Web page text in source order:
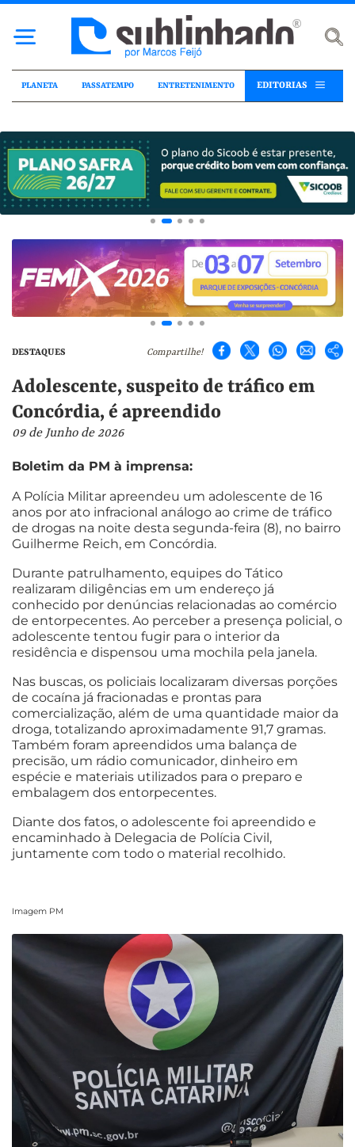
PLANETA PASSATEMPO ENTRETENIMENTO EDITORIAS
DESTAQUES Compartilhe!
Adolescente, suspeito de tráfico em
Concórdia, é apreendido
09 de Junho de 2026
Boletim da PM à imprensa:
A Polícia Militar apreendeu um adolescente de 16
anos por ato infracional análogo ao crime de tráfico
de drogas na noite desta segunda-feira (8), no bairro
Guilherme Reich, em Concórdia.
Durante patrulhamento, equipes do Tático
realizaram diligências em um endereço já
conhecido por denúncias relacionadas ao comércio
de entorpecentes. Ao perceber a presença policial, o
adolescente tentou fugir para o interior da
residência e dispensou uma mochila pela janela.
Nas buscas, os policiais localizaram diversas porções
de cocaína já fracionadas e prontas para
comercialização, além de uma quantidade maior da
droga, totalizando aproximadamente 91,7 gramas.
Também foram apreendidos uma balança de
precisão, um rádio comunicador, dinheiro em
espécie e materiais utilizados para o preparo e
embalagem dos entorpecentes.
Diante dos fatos, o adolescente foi apreendido e
encaminhado à Delegacia de Polícia Civil,
juntamente com todo o material recolhido.
Imagem PM